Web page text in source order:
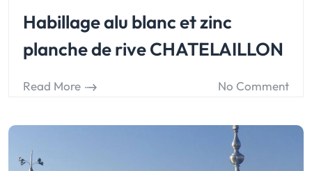
Habillage alu blanc et zinc
planche de rive CHATELAILLON
Read More No Comment